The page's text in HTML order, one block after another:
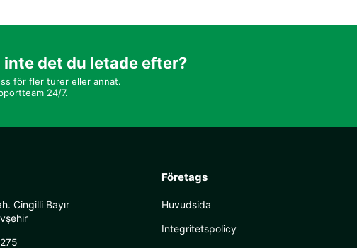
inte det du letade efter?
för fler turer eller annat.
24/7.
Cingilli Bayır
Företags
Huvudsida
Integritetspolicy